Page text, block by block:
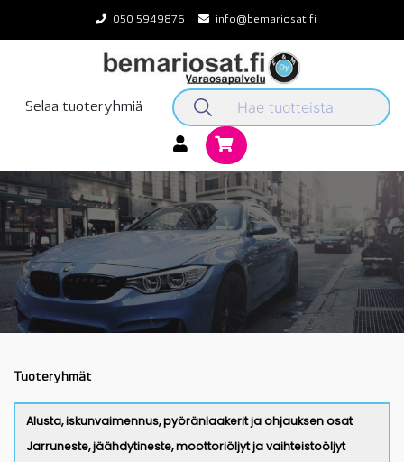
content
050 5949876 info@bemariosat.fi
Selaa tuoteryhmiä
Tuoteryhmät
Alusta, iskunvaimennus, pyöränlaakerit ja ohjauksen osat
Jarruneste, jäähdytineste, moottoriöljyt ja vaihteistoöljyt